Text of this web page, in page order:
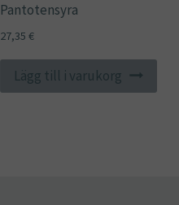
Pantotensyra
27,35 €
Lägg till i varukorg